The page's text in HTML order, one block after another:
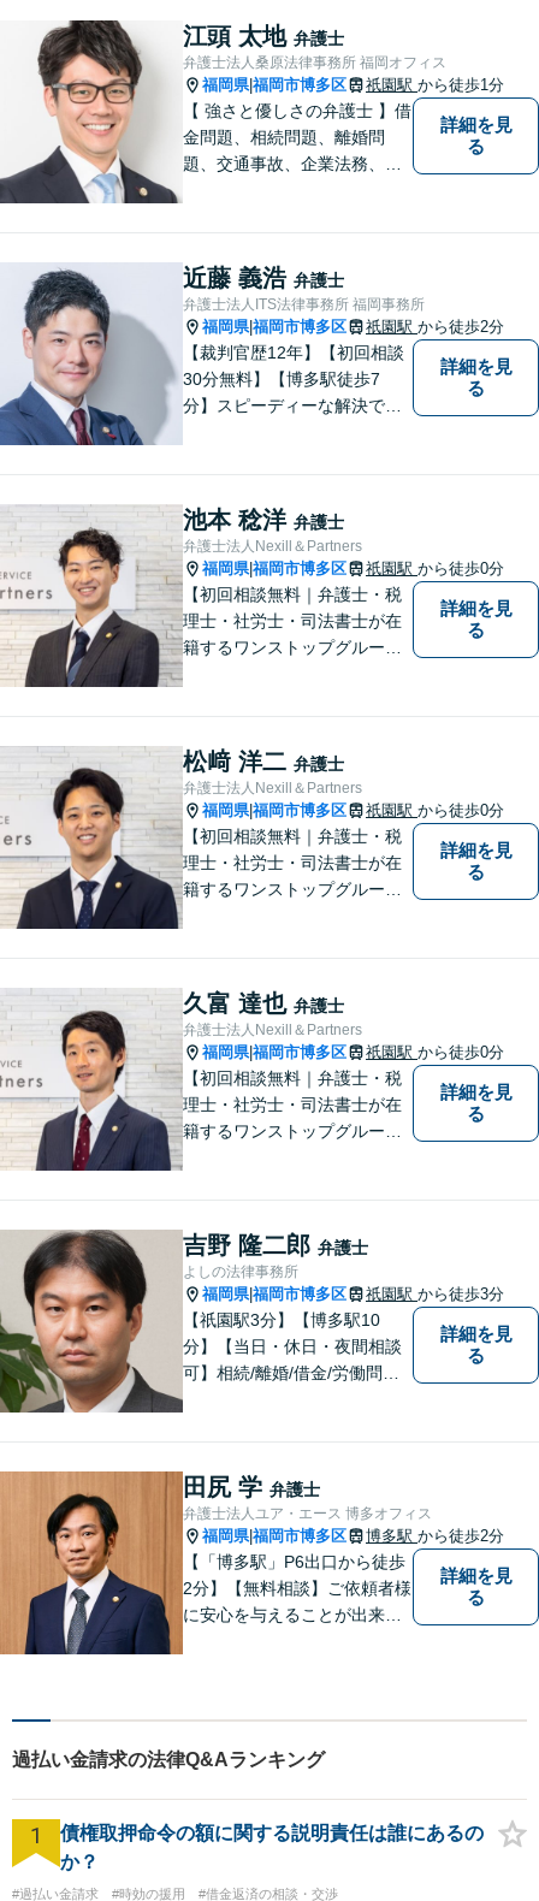
なリーガルサービスを提供い
たします。
江頭 太地 弁護士
弁護士法人桑原法律事務所 福岡オフィス
福岡県|福岡市博多区 祇園駅 から徒歩1分
【 強さと優しさの弁護士 】借
金問題、相続問題、離婚問
題、交通事故、企業法務、刑
よる迅速で最適なリーガルサ
ービスを提供いたします。
詳細を見
る
近藤 義浩 弁護士
弁護士法人ITS法律事務所 福岡事務所
福岡県|福岡市博多区 祇園駅 から徒歩2分
【裁判官歴12年】【初回相談
30分無料】【博多駅徒歩7
分】スピーディーな解決で
「明日に向かって進む力」を
サポートします。
詳細を見
る
池本 稔洋 弁護士
弁護士法人Nexill＆Partners
福岡県|福岡市博多区 祇園駅 から徒歩0分
【初回相談無料｜弁護士・税
理士・社労士・司法書士が在
籍するワンストップグルー
等複数士業の知識が必要な案
件を一括して対応。九州トッ
プクラスの豊富な実績。
詳細を見
る
松﨑 洋二 弁護士
弁護士法人Nexill＆Partners
福岡県|福岡市博多区 祇園駅 から徒歩0分
【初回相談無料｜弁護士・税
理士・社労士・司法書士が在
籍するワンストップグルー
等複数士業の知識が必要な案
件を一括して対応。九州トッ
プクラスの豊富な実績。
詳細を見
る
久富 達也 弁護士
弁護士法人Nexill＆Partners
福岡県|福岡市博多区 祇園駅 から徒歩0分
【初回相談無料｜弁護士・税
理士・社労士・司法書士が在
籍するワンストップグルー
等複数士業の知識が必要な案
件を一括して対応。九州トッ
プクラスの豊富な実績。
詳細を見
る
吉野 隆二郎 弁護士
よしの法律事務所
福岡県|福岡市博多区 祇園駅 から徒歩3分
【祇園駅3分】【博多駅10
分】【当日・休日・夜間相談
可】相続/離婚/借金/労働問題/
りうかがい、円滑な解決のた
めに「スピード感」を大事に
しております。
詳細を見
る
田尻 学 弁護士
弁護士法人ユア・エース 博多オフィス
福岡県|福岡市博多区 博多駅 から徒歩2分
【「博多駅」P6出口から徒歩
2分】【無料相談】ご依頼者様
に安心を与えることが出来る
いただくために、これからも
研鑽を積んでいきたいと考え
ております。
詳細を見
る
過払い金請求の法律Q&Aランキング
1
債権取押命令の額に関する説明責任は誰にあるの
か？
#過払い金請求 #時効の援用 #借金返済の相談・交渉